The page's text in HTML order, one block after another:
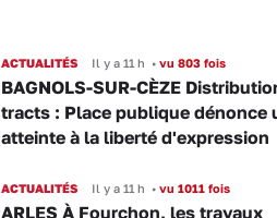
ACTUALITÉS Il y a 11 h •vu 803 fois
BAGNOLS-SUR-CÈZE
tracts : Place publique dénonce
atteinte à la liberté d'expression
ACTUALITÉS Il y a 11 h •vu 1011 fois
ARLES À Fourchon, les travaux